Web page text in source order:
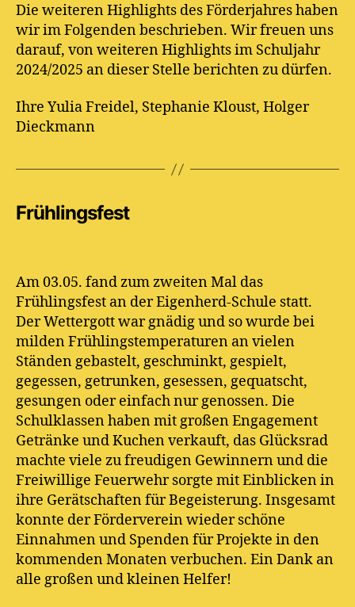
Die weiteren Highlights des Förderjahres haben
wir im Folgenden beschrieben. Wir freuen uns
darauf, von weiteren Highlights im Schuljahr
2024/2025 an dieser Stelle berichten zu dürfen.
Ihre Yulia Freidel, Stephanie Kloust, Holger
Dieckmann
Frühlingsfest
Am 03.05. fand zum zweiten Mal das
Frühlingsfest an der Eigenherd-Schule statt.
Der Wettergott war gnädig und so wurde bei
milden Frühlingstemperaturen an vielen
Ständen gebastelt, geschminkt, gespielt,
gegessen, getrunken, gesessen, gequatscht,
gesungen oder einfach nur genossen. Die
Schulklassen haben mit großen Engagement
Getränke und Kuchen verkauft, das Glücksrad
machte viele zu freudigen Gewinnern und die
Freiwillige Feuerwehr sorgte mit Einblicken in
ihre Gerätschaften für Begeisterung. Insgesamt
konnte der Förderverein wieder schöne
Einnahmen und Spenden für Projekte in den
kommenden Monaten verbuchen. Ein Dank an
alle großen und kleinen Helfer!